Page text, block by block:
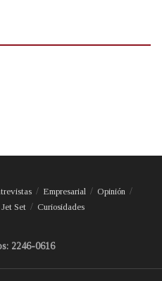
Empresarial
Opinión
Jet Set Curiosidades
2246-0616